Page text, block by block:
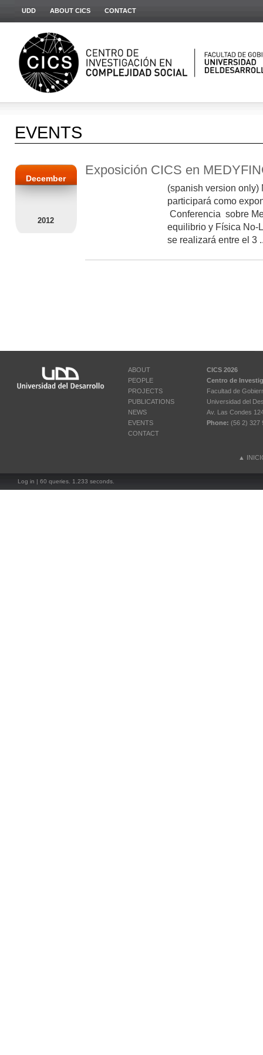
UDD ABOUT CICS CONTACT
EVENTS
December
2012
Exposición CICS en
(spanish version only)
participará como
Conferencia sobre
equilibrio y Física No-
se realizará entre el 3
ABOUT
PEOPLE
PROJECTS
PUBLICATIONS
NEWS
EVENTS
CONTACT
CICS 2026
Centro de
Facultad de
Universidad del
Av. Las Condes
Phone: (56 2) 327
▲
Log in | 60 queries. 1.233 seconds.